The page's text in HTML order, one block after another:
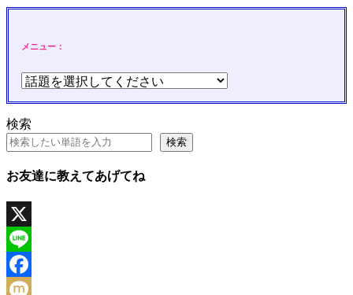
メニュー：
検索
検索
お友達に教えてあげてね
X
Line
Facebook